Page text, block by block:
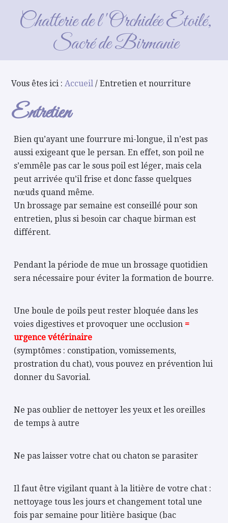
Chatterie de l'Orchidée Etoilé,
Sacré de Birmanie
Entretien et nourriture
Vous êtes ici :Accueil / Entretien et nourriture
Entretien
Bien qu’ayant une fourrure mi-longue, il n’est pas
aussi exigeant que le persan. En effet, son poil ne
s’emmêle pas car le sous poil est léger, mais cela
peut arrivée qu’il frise et donc fasse quelques
nœuds quand même.
Un brossage par semaine est conseillé pour son
entretien, plus si besoin car chaque birman est
différent.
Pendant la période de mue un brossage quotidien
sera nécessaire pour éviter la formation de bourre.
Une boule de poils peut rester bloquée dans les
voies digestives et provoquer une occlusion =
urgence vétérinaire
(symptômes : constipation, vomissements,
prostration du chat), vous pouvez en prévention lui
donner du Savorial.
Ne pas oublier de nettoyer les yeux et les oreilles
de temps à autre
Ne pas laisser votre chat ou chaton se parasiter
Il faut être vigilant quant à la litière de votre chat :
nettoyage tous les jours et changement total une
fois par semaine pour litière basique (bac